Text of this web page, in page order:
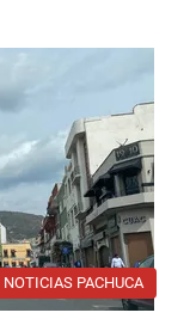
NOTICIAS PACHUCA